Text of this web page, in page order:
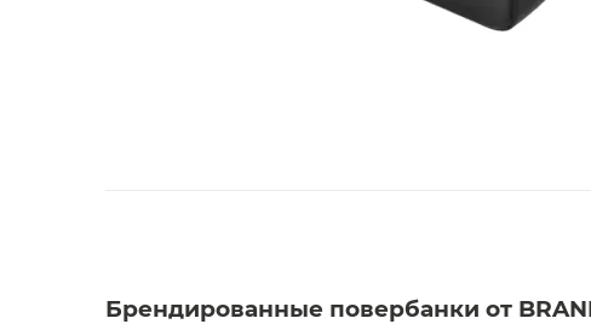
Брендированные повербанки от